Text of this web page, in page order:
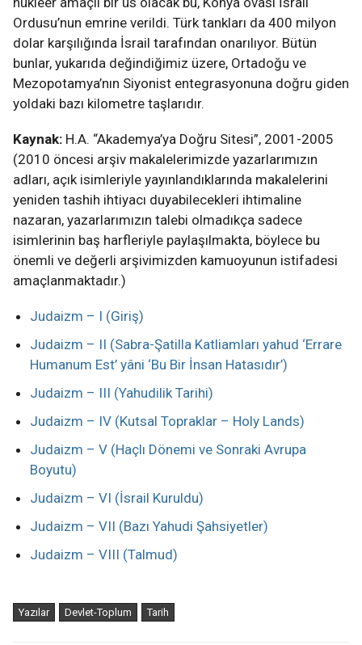
Ordusu’nun emrine verildi. Türk tankları da 400 milyon
dolar karşılığında İsrail tarafından onarılıyor. Bütün
bunlar, yukarıda değindiğimiz üzere, Ortadoğu ve
Mezopotamya’nın Siyonist entegrasyonuna doğru giden
yoldaki bazı kilometre taşlarıdır.
Kaynak: H.A. “Akademya’ya Doğru Sitesi”, 2001-2005
(2010 öncesi arşiv makalelerimizde yazarlarımızın
adları, açık isimleriyle yayınlandıklarında makalelerini
yeniden tashih ihtiyacı duyabilecekleri ihtimaline
nazaran, yazarlarımızın talebi olmadıkça sadece
isimlerinin baş harfleriyle paylaşılmakta, böylece bu
önemli ve değerli arşivimizden kamuoyunun istifadesi
amaçlanmaktadır.)
Judaizm – I (Giriş)
Judaizm – II (Sabra-Şatilla Katliamları yahud ‘Errare
Humanum Est’ yâni ‘Bu Bir İnsan Hatasıdır’)
Judaizm – III (Yahudilik Tarihi)
Judaizm – IV (Kutsal Topraklar – Holy Lands)
Judaizm – V (Haçlı Dönemi ve Sonraki Avrupa
Boyutu)
Judaizm – VI (İsrail Kuruldu)
Judaizm – VII (Bazı Yahudi Şahsiyetler)
Judaizm – VIII (Talmud)
Yazılar Devlet-Toplum Tarih